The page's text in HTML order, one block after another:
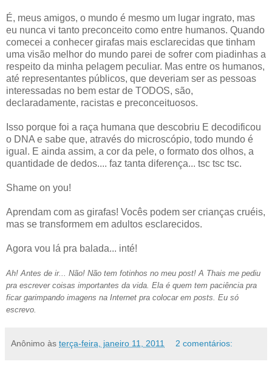
É, meus amigos, o mundo é mesmo um lugar ingrato, mas
eu nunca vi tanto preconceito como entre humanos. Quando
comecei a conhecer girafas mais esclarecidas que tinham
uma visão melhor do mundo parei de sofrer com piadinhas a
respeito da minha pelagem peculiar. Mas entre os humanos,
até representantes públicos, que deveriam ser as pessoas
interessadas no bem estar de TODOS, são,
declaradamente, racistas e preconceituosos.
Isso porque foi a raça humana que descobriu E decodificou
o DNA e sabe que, através do microscópio, todo mundo é
igual. E ainda assim, a cor da pele, o formato dos olhos, a
quantidade de dedos.... faz tanta diferença... tsc tsc tsc.
Shame on you!
Aprendam com as girafas! Vocês podem ser crianças cruéis,
mas se transformem em adultos esclarecidos.
Agora vou lá pra balada... inté!
Ah! Antes de ir... Não! Não tem fotinhos no meu post! A Thais me pediu
pra escrever coisas importantes da vida. Ela é quem tem paciência pra
ficar garimpando imagens na Internet pra colocar em posts. Eu só
escrevo.
Anônimo às terça-feira, janeiro 11, 2011 2 comentários: